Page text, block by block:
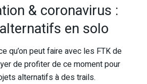
& coronavirus :
en solo
qu’on peut faire avec les FTK de
de profiter de ce moment pour
alternatifs à des trails.